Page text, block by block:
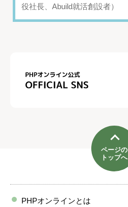
役社長、Abuild就活創設者）
ページの
トップへ
PHPオンラインとは